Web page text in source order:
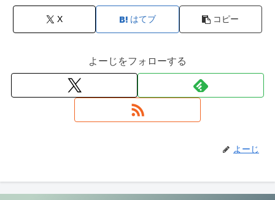
X はてブ コピー
よーじをフォローする
よーじ